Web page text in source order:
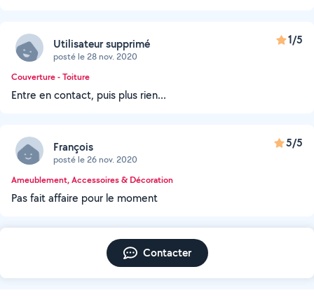
Utilisateur supprimé
posté le 28 nov. 2020
1/5
Couverture - Toiture
Entre en contact, puis plus rien...
François
posté le 26 nov. 2020
5/5
Ameublement, Accessoires & Décoration
Pas fait affaire pour le moment
Contacter